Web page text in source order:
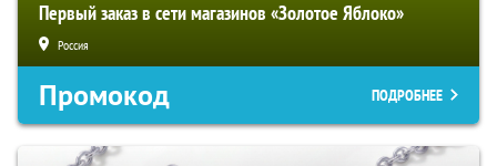
Первый заказ в сети магазинов «Золотое Яблоко»
Россия
Промокод ПОДРОБНЕЕ